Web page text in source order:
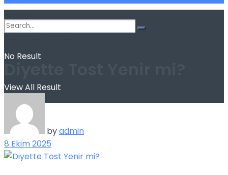
No Result
View All Result
byadmin
8 Ekim 2025